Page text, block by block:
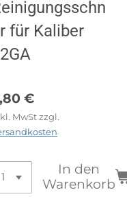
für Kaliber
€
MwSt zzgl.
In den
Warenkorb